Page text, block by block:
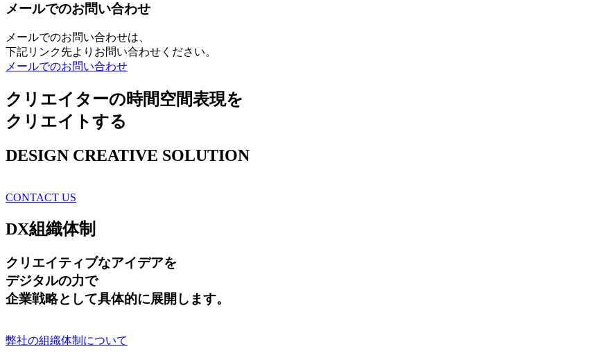
メールでのお問い合わせ
メールでのお問い合わせは、
下記リンク先よりお問い合わせください。
メールでのお問い合わせ
クリエイターの時間空間表現を
クリエイトする
DESIGN CREATIVE SOLUTION
CONTACT US
DX組織体制
クリエイティブなアイデアを
デジタルの力で
企業戦略として具体的に展開します。
弊社の組織体制について